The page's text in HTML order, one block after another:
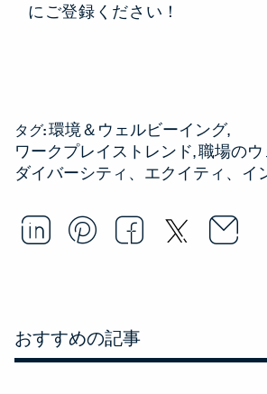
にご登録ください！
タグ:環境＆ウェルビーイング
ワークプレイストレンド 職場の
ダイバーシティ、エクイティ、イ
Share this article
Opens in a new
Pin this
Opens in a
Share
Opens in
おすすめの記事